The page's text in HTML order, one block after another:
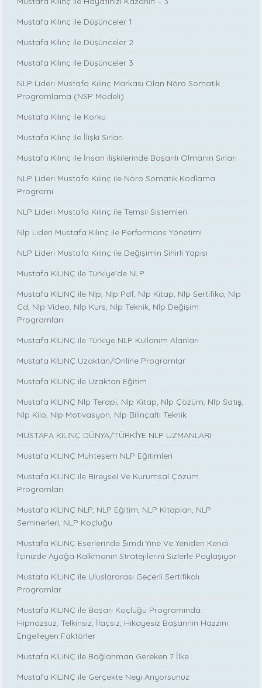
Mustafa Kılınç ile Düşünceler 1
Mustafa Kılınç ile Düşünceler 2
Mustafa Kılınç ile Düşünceler 3
NLP Lideri Mustafa Kılınç Markası Olan Nöro Somatik
Programlama (NSP Modeli)
Mustafa Kılınç ile Korku
Mustafa Kılınç ile İlişki Sırları
Mustafa Kılınç ile İnsan ilişkilerinde Başarılı Olmanın Sırları
NLP Lideri Mustafa Kılınç ile Nöro Somatik Kodlama
Programı
NLP Lideri Mustafa Kılınç ile Temsil Sistemleri
Nlp Lideri Mustafa Kılınç ile Performans Yönetimi
NLP Lideri Mustafa Kılınç ile Değişimin Sihirli Yapısı
Mustafa KILINÇ ile Türkiye’de NLP
Mustafa KILINÇ ile Nlp, Nlp Pdf, Nlp Kitap, Nlp Sertifika, Nlp
Cd, Nlp Video, Nlp Kurs, Nlp Teknik, Nlp Değişim
Programları
Mustafa KILINÇ ile Türkiye NLP Kullanım Alanları
Mustafa KILINÇ Uzaktan/Online Programlar
Mustafa KILINÇ ile Uzaktan Eğitim
Mustafa KILINÇ Nlp Terapi, Nlp Kitap, Nlp Çözüm, Nlp Satış,
Nlp Kilo, Nlp Motivasyon, Nlp Bilinçaltı Teknik
MUSTAFA KILINÇ DÜNYA/TÜRKİYE NLP UZMANLARI
Mustafa KILINÇ Muhteşem NLP Eğitimleri
Mustafa KILINÇ ile Bireysel Ve Kurumsal Çözüm
Programları
Mustafa KILINÇ NLP, NLP Eğitim, NLP Kitapları, NLP
Seminerleri, NLP Koçluğu
Mustafa KILINÇ Eserlerinde Şimdi Yine Ve Yeniden Kendi
İçinizde Ayağa Kalkmanın Stratejilerini Sizlerle Paylaşıyor
Mustafa KILINÇ ile Uluslararası Geçerli Sertifikalı
Programlar
Mustafa KILINÇ ile Başarı Koçluğu Programında:
Hipnozsuz, Telkinsiz, İlaçsız, Hikayesiz Başarının Hazzını
Engelleyen Faktörler
Mustafa KILINÇ ile Bağlanman Gereken 7 İlke
Mustafa KILINÇ ile Gerçekte Neyi Arıyorsunuz